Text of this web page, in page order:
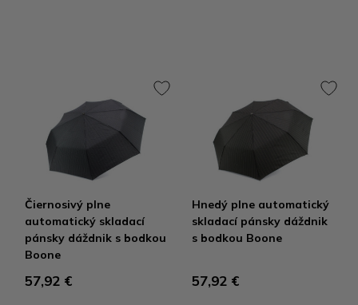
Čiernosivý plne
automatický skladací
pánsky dáždnik s bodkou
Boone
57,92 €
Hnedý plne automatický
skladací pánsky dáždnik
s bodkou Boone
57,92 €